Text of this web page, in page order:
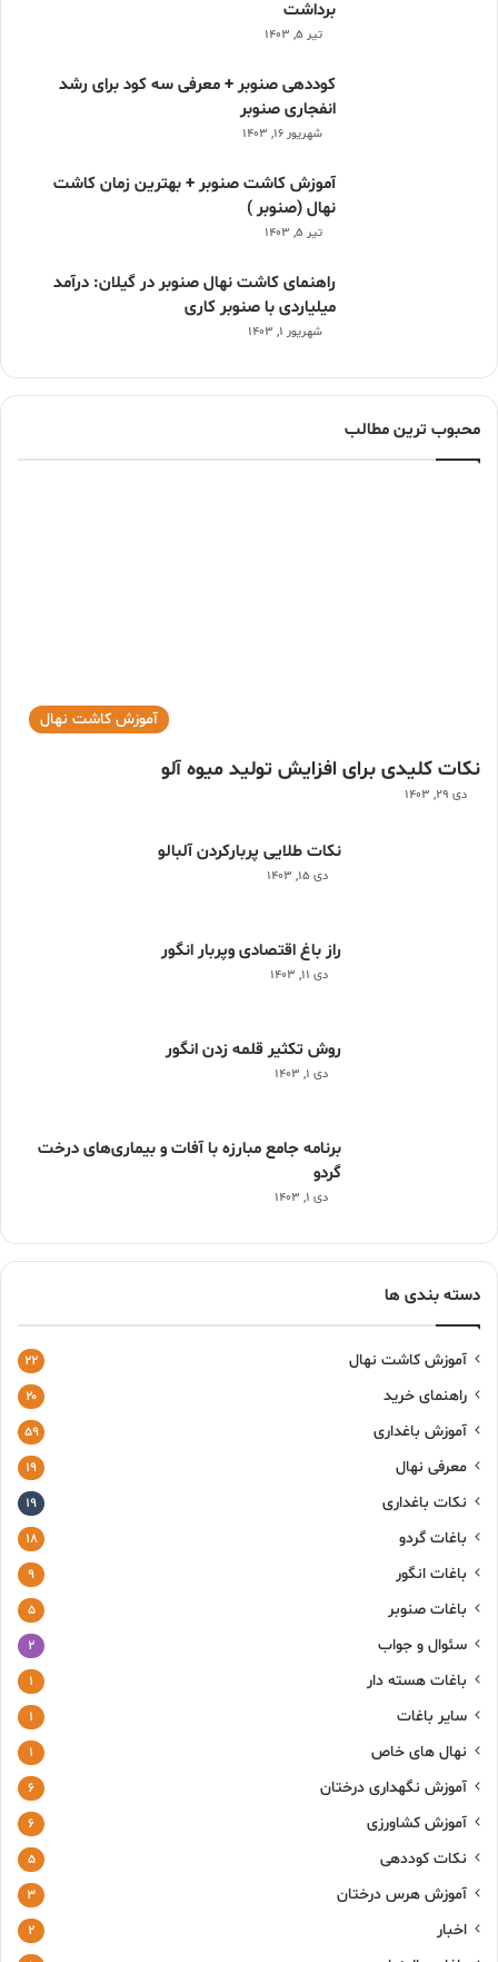
برداشت
تیر ۵, ۱۴۰۳
کوددهی صنوبر + معرفی سه کود برای رشد
انفجاری صنوبر
شهریور ۱۶, ۱۴۰۳
آموزش کاشت صنوبر + بهترین زمان کاشت
نهال (صنوبر )
تیر ۵, ۱۴۰۳
راهنمای کاشت نهال صنوبر در گیلان: درآمد
میلیاردی با صنوبر کاری
شهریور ۱, ۱۴۰۳
محبوب ترین مطالب
آموزش کاشت نهال
نکات کلیدی برای افزایش تولید میوه آلو
دی ۲۹, ۱۴۰۳
نکات طلایی پربارکردن آلبالو
دی ۱۵, ۱۴۰۳
راز باغ اقتصادی وپربار انگور
دی ۱۱, ۱۴۰۳
روش تکثیر قلمه زدن انگور
دی ۱, ۱۴۰۳
برنامه جامع مبارزه با آفات و بیماری‌های درخت
گردو
دی ۱, ۱۴۰۳
دسته بندی ها
آموزش کاشت نهال ۲۲
راهنمای خرید ۲۰
آموزش باغداری ۵۹
معرفی نهال ۱۹
نکات باغداری ۱۹
باغات گردو ۱۸
باغات انگور ۹
باغات صنوبر ۵
سئوال و جواب ۲
باغات هسته دار ۱
سایر باغات ۱
نهال های خاص ۱
آموزش نگهداری درختان ۶
آموزش کشاورزی ۶
نکات کوددهی ۵
آموزش هرس درختان ۳
اخبار ۲